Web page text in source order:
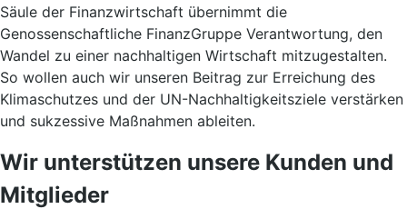
Säule der Finanzwirtschaft übernimmt die
Genossenschaftliche FinanzGruppe Verantwortung, den
Wandel zu einer nachhaltigen Wirtschaft mitzugestalten.
So wollen auch wir unseren Beitrag zur Erreichung des
Klimaschutzes und der UN-Nachhaltigkeitsziele verstärken
und sukzessive Maßnahmen ableiten.
Wir unterstützen unsere Kunden und
Mitglieder